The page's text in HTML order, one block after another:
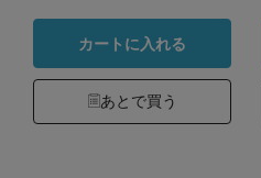
カートに入れる
あとで買う